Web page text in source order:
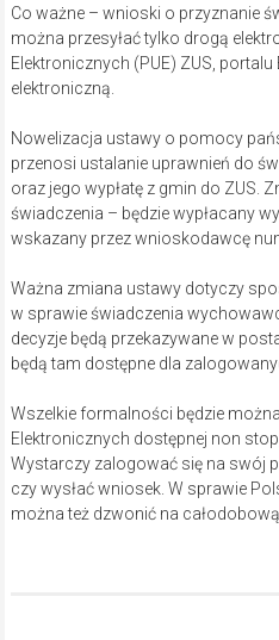
Co ważne – wnioski o przyznanie
można przesyłać tylko drogą
Elektronicznych (PUE) ZUS,
elektroniczną.
Nowelizacja ustawy o pomocy
przenosi ustalanie uprawnień do
oraz jego wypłatę z gmin do ZUS.
świadczenia – będzie wypłacany
wskazany przez wnioskodawcę
Ważna zmiana ustawy dotyczy
w sprawie świadczenia
decyzje będą przekazywane w
będą tam dostępne dla
Wszelkie formalności będzie
Elektronicznych dostępnej non
Wystarczy zalogować się na swój
czy wysłać wniosek. W sprawie
można też dzwonić na